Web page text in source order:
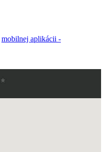
mobilnej aplikácii -